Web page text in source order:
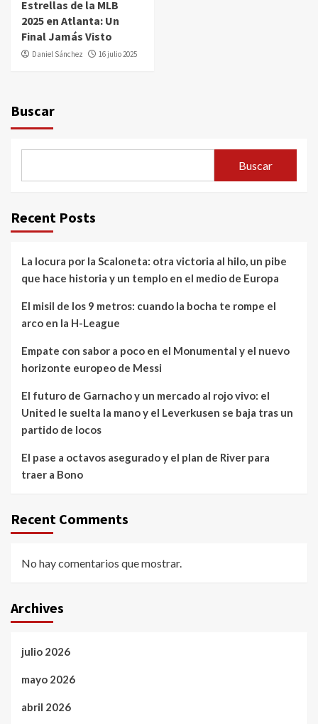
Estrellas de la MLB
2025 en Atlanta: Un
Final Jamás Visto
Daniel Sánchez 16 julio 2025
Buscar
Buscar
Recent Posts
La locura por la Scaloneta: otra victoria al hilo, un pibe
que hace historia y un templo en el medio de Europa
El misil de los 9 metros: cuando la bocha te rompe el
arco en la H-League
Empate con sabor a poco en el Monumental y el nuevo
horizonte europeo de Messi
El futuro de Garnacho y un mercado al rojo vivo: el
United le suelta la mano y el Leverkusen se baja tras un
partido de locos
El pase a octavos asegurado y el plan de River para
traer a Bono
Recent Comments
No hay comentarios que mostrar.
Archives
julio 2026
mayo 2026
abril 2026